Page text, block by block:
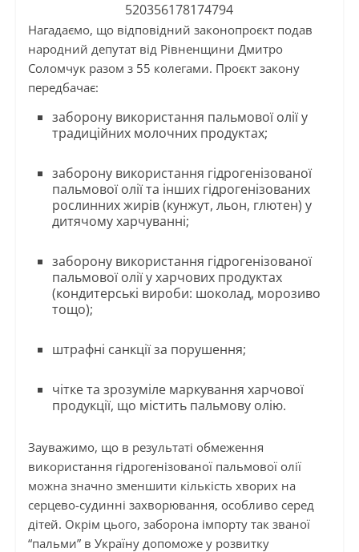
520356178174794
Нагадаємо, що відповідний законопроєкт подав
народний депутат від Рівненщини Дмитро
Соломчук разом з 55 колегами. Проєкт закону
передбачає:
заборону використання пальмової олії у
традиційних молочних продуктах;
заборону використання гідрогенізованої
пальмової олії та інших гідрогенізованих
рослинних жирів (кунжут, льон, глютен) у
дитячому харчуванні;
заборону використання гідрогенізованої
пальмової олії у харчових продуктах
(кондитерські вироби: шоколад, морозиво
тощо);
штрафні санкції за порушення;
чітке та зрозуміле маркування харчової
продукції, що містить пальмову олію.
Зауважимо, що в результаті обмеження
використання гідрогенізованої пальмової олії
можна значно зменшити кількість хворих на
серцево-судинні захворювання, особливо серед
дітей. Окрім цього, заборона імпорту так званої
“пальми” в Україну допоможе у розвитку